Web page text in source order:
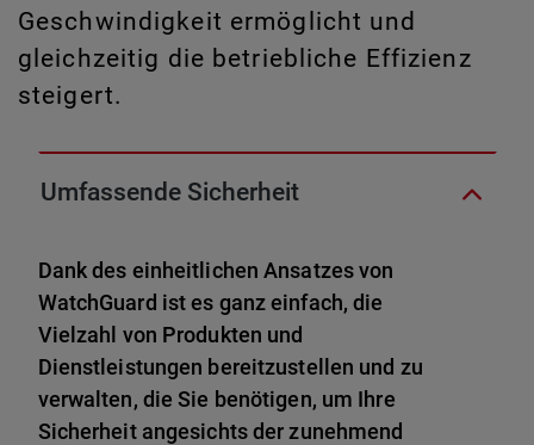
Geschwindigkeit ermöglicht und
gleichzeitig die betriebliche Effizienz
steigert.
Umfassende Sicherheit
Dank des einheitlichen Ansatzes von
WatchGuard ist es ganz einfach, die
Vielzahl von Produkten und
Dienstleistungen bereitzustellen und zu
verwalten, die Sie benötigen, um Ihre
Sicherheit angesichts der zunehmend